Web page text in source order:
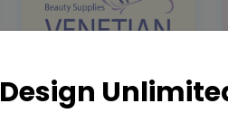
Design